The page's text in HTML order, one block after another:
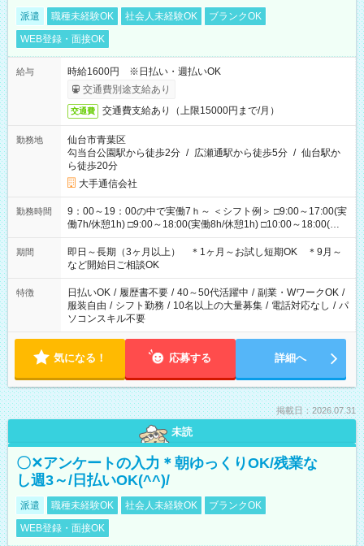
派遣 職種未経験OK 社会人未経験OK
ブランクOK
WEB登録・面接OK
給与
時給1600円 ※日払い・週払いOK
交通費別途支給あり
交通費 交通費支給あり（上限15000円まで/月）
勤務地
仙台市青葉区
勾当台公園駅から徒歩2分 / 広瀬通駅から徒歩5分 / 仙台駅か
ら徒歩20分
大手通信会社
勤務時間
9：00～19：00の中で実働7ｈ～ ＜シフト例＞ □9:00～17:00(実
働7h/休憩1h) □9:00～18:00(実働8h/休憩1h) □10:00～18:00(実
働7h/休憩1h) □10:00～19:00(実働8h/休憩1h) ＊時間固定ＯＫ
期間
即日～長期（3ヶ月以上） ＊1ヶ月～お試し短期OK ＊9月～
など開始日ご相談OK
特徴 日払いOK / 履歴書不要 / 40～50代活躍中 / 副業・WワークOK /
服装自由 / シフト勤務 / 10名以上の大量募集 / 電話対応なし / パ
ソコンスキル不要
気になる！ 応募する 詳細へ
掲載日：2026.07.31
未読
〇✕アンケートの入力＊朝ゆっくりOK/残業な
し週3～/日払いOK(^^)/
派遣 職種未経験OK 社会人未経験OK
ブランクOK
WEB登録・面接OK